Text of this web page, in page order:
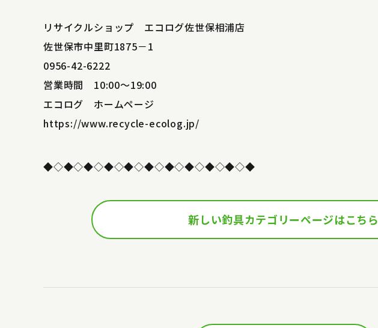
リサイクルショップ エコログ佐世保相浦店
佐世保市中里町1875－1
0956-42-6222
営業時間 10:00～19:00
エコログ ホームページ
https://www.recycle-ecolog.jp/
◆◇◆◇◆◇◆◇◆◇◆◇◆◇◆◇◆◇◆◇◆
新しい釣具カテゴリーページはこちら